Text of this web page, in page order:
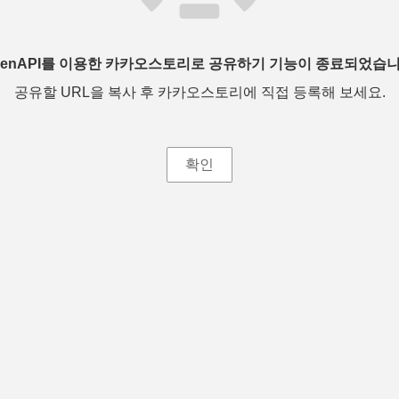
를 이용한 카카오스토리로 공유하기 기능이 종료되었습
공유할 URL을 복사 후 카카오스토리에 직접 등록해 보세요.
확인